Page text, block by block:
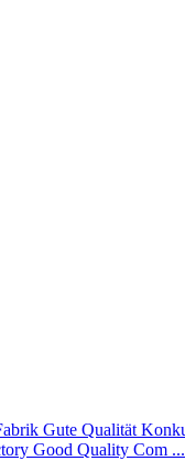
Good Quality Com ...